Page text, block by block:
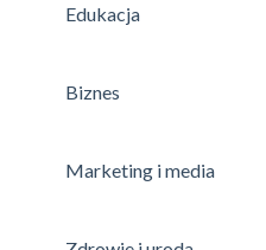
Edukacja
Biznes
Marketing i media